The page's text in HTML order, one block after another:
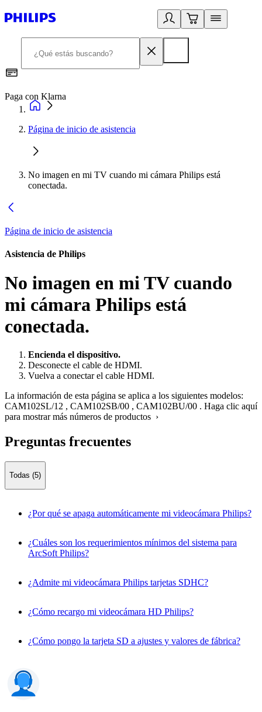
Paga con Klarna
Página de inicio de asistencia
No imagen en mi TV cuando mi cámara Philips está
conectada.
Página de inicio de asistencia
Asistencia de Philips
No imagen en mi TV cuando
mi cámara Philips está
conectada.
Encienda el dispositivo.
Desconecte el cable de HDMI.
Vuelva a conectar el cable HDMI.
La información de esta página se aplica a los siguientes modelos:
CAM102SL/12 , CAM102SB/00 , CAM102BU/00 . Haga clic aquí
para mostrar más números de productos ›
Preguntas frecuentes
Todas (5)
¿Por qué se apaga automáticamente mi videocámara Philips?
¿Cuáles son los requerimientos mínimos del sistema para
ArcSoft Philips?
¿Admite mi videocámara Philips tarjetas SDHC?
¿Cómo recargo mi videocámara HD Philips?
¿Cómo pongo la tarjeta SD a ajustes y valores de fábrica?